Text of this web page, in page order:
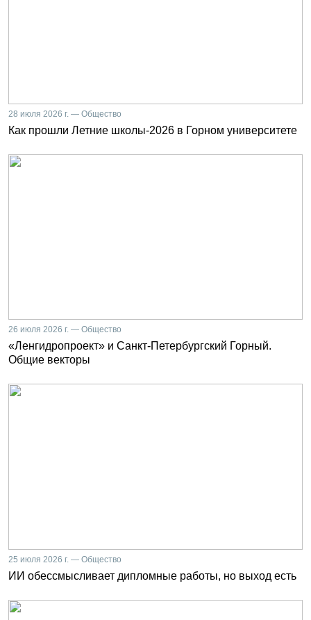
28 июля 2026 г. — Общество
Как прошли Летние школы-2026 в Горном университете
26 июля 2026 г. — Общество
«Ленгидропроект» и Санкт-Петербургский Горный.
Общие векторы
25 июля 2026 г. — Общество
ИИ обессмысливает дипломные работы, но выход есть